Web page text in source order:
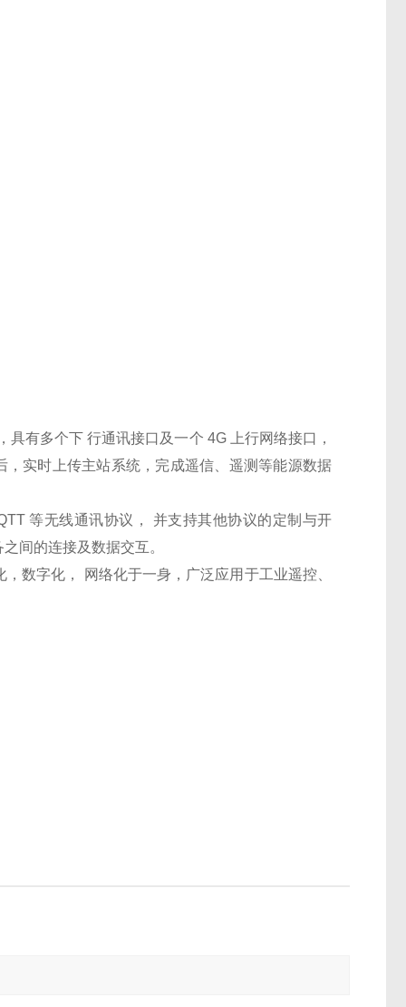
具有多个下行通讯接口及一个 4G 上行网络接口，
，实时上传主站系统，完成遥信、遥测等能源数据
等无线通讯协议， 并支持其他协议的定制与开
之间的连接及数据交互。
数字化，
网络化于一身，广泛应用于工业遥控、